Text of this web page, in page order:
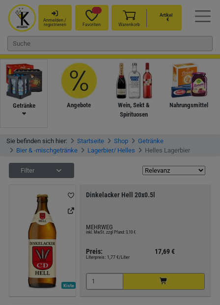
Anmelden /
registrieren
Favoriten Warenkorb
Artikel
€
Getränke Angebote
Wein, Sekt &
Spirituosen
Nahrungsmittel
Sie befinden sich hier: Startseite Shop
Getränke
Bier & -mischgetränke
Lagerbier/ Helles Helles Lagerbier
Filter
Kiste
Dinkelacker Hell 20x0.5l
MEHRWEG
inkl. MwSt. zzgl Pfand: 3,10 €
Preis: 17,69 €
Literpreis: 1,77 €/Liter